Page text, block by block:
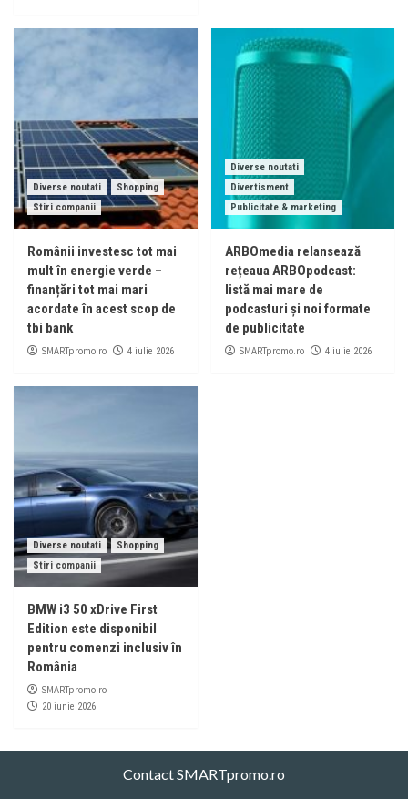
Diverse noutati
Shopping
Stiri companii
Românii investesc tot mai
mult în energie verde –
finanțări tot mai mari
acordate în acest scop de
tbi bank
SMARTpromo.ro 4 iulie 2026
Diverse noutati
Divertisment
Publicitate & marketing
ARBOmedia relansează
rețeaua ARBOpodcast:
listă mai mare de
podcasturi și noi formate
de publicitate
SMARTpromo.ro 4 iulie 2026
Diverse noutati
Shopping
Stiri companii
BMW i3 50 xDrive First
Edition este disponibil
pentru comenzi inclusiv în
România
SMARTpromo.ro
20 iunie 2026
Contact SMARTpromo.ro